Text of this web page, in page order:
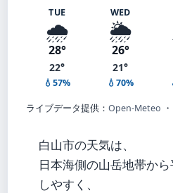
TUE
🌧️
28°
22°
💧57%
WED
🌦️
26°
21°
💧70%
ライブデータ提供： Open-Meteo
白山市の天気は、
日本海側の山岳地帯か
しやすく、